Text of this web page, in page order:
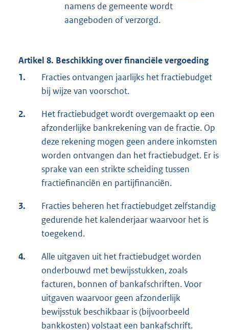
namens de gemeente wordt
aangeboden of verzorgd.
Artikel 8. Beschikking over financiële vergoeding
1.
Fracties ontvangen jaarlijks het fractiebudget
bij wijze van voorschot.
2.
Het fractiebudget wordt overgemaakt op een
afzonderlijke bankrekening van de fractie. Op
deze rekening mogen geen andere inkomsten
worden ontvangen dan het fractiebudget. Er is
sprake van een strikte scheiding tussen
fractiefinanciën en partijfinanciën.
3.
Fracties beheren het fractiebudget zelfstandig
gedurende het kalenderjaar waarvoor het is
toegekend.
4.
Alle uitgaven uit het fractiebudget worden
onderbouwd met bewijsstukken, zoals
facturen, bonnen of bankafschriften. Voor
uitgaven waarvoor geen afzonderlijk
bewijsstuk beschikbaar is (bijvoorbeeld
bankkosten) volstaat een bankafschrift.